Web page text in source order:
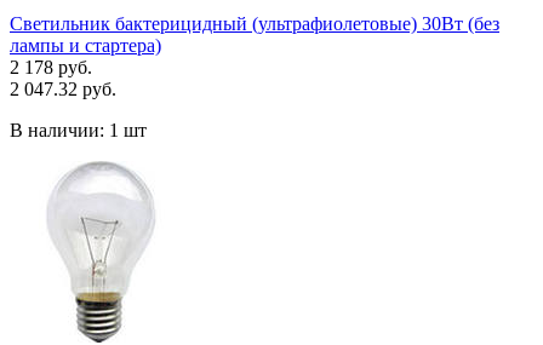
Светильник бактерицидный (ультрафиолетовые) 30Вт (без
лампы и стартера)
2 178 руб.
2 047.32 руб.
В наличии: 1 шт